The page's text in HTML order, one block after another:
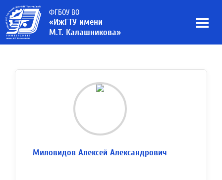
ФГБОУ ВО
«ИжГТУ имени
М.Т. Калашникова»
Миловидов Алексей Александрович